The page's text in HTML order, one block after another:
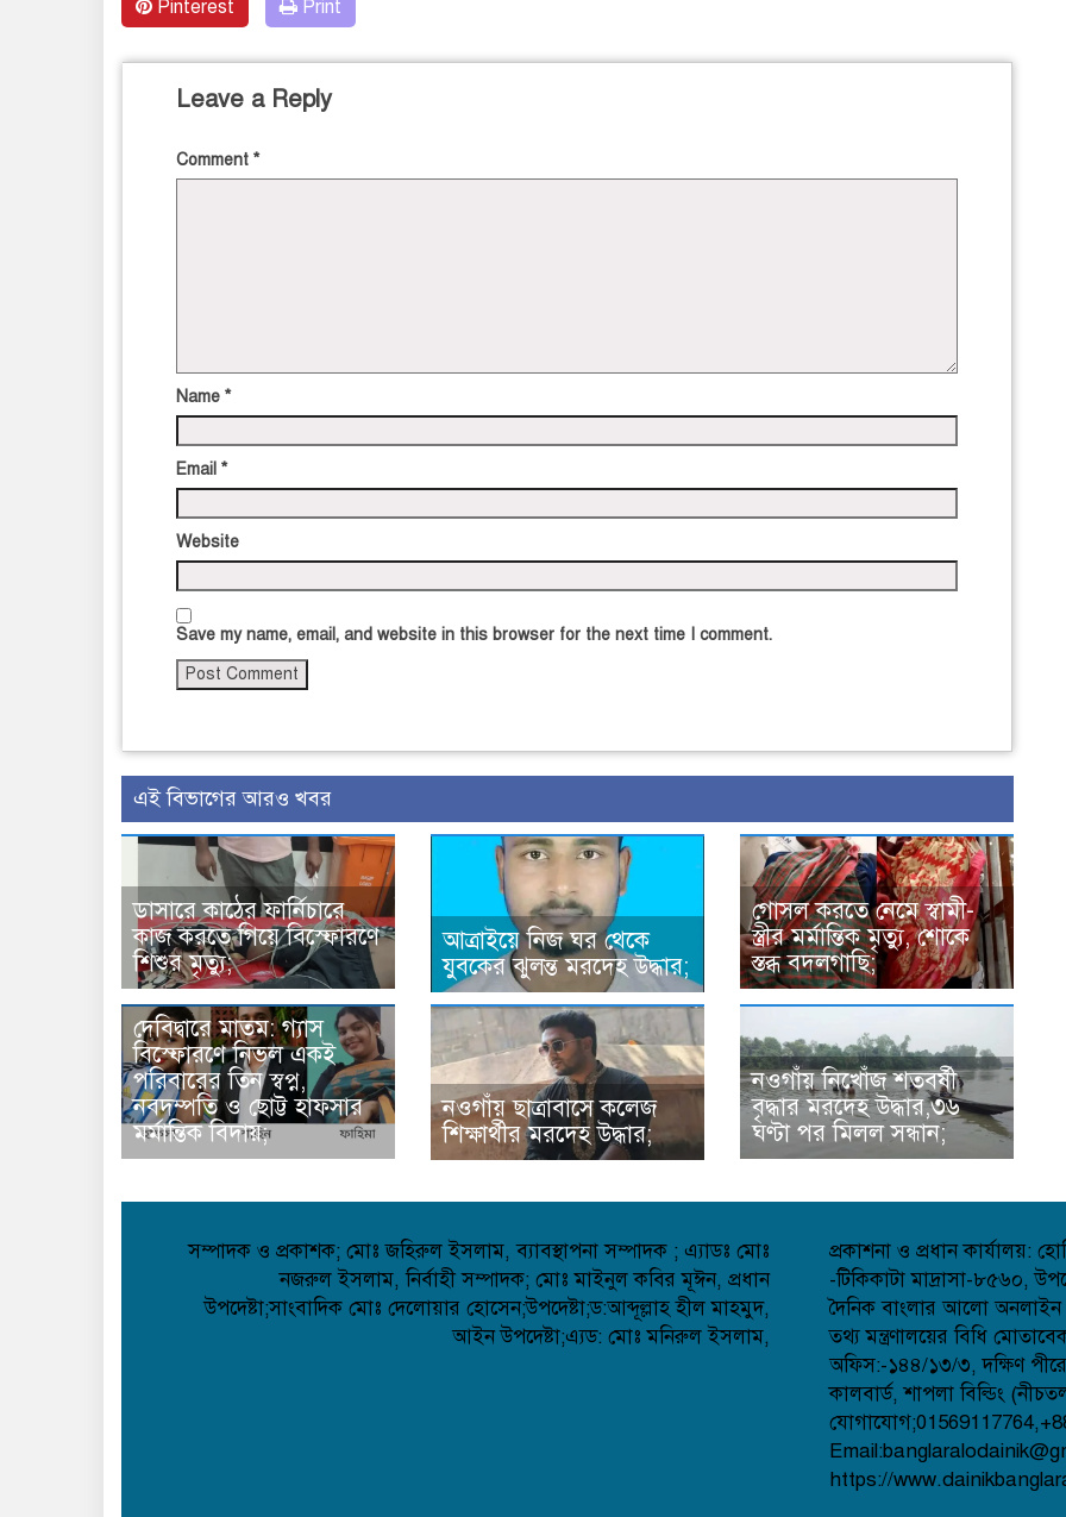
Pinterest Print
Leave a Reply
Comment *
Name *
Email *
Website
Save my name, email, and website in this browser for the next time I comment.
এই বিভাগের আরও খবর
ডাসারে কাঠের ফার্নিচারে
কাজ করতে গিয়ে বিস্ফোরণে
শিশুর মৃত্যু;
আত্রাইয়ে নিজ ঘর থেকে
যুবকের ঝুলন্ত মরদেহ উদ্ধার;
গোসল করতে নেমে স্বামী-
স্ত্রীর মর্মান্তিক মৃত্যু, শোকে
স্তব্ধ বদলগাছি;
দেবিদ্বারে মাতম: গ্যাস
বিস্ফোরণে নিভল একই
পরিবারের তিন স্বপ্ন,
নবদম্পতি ও ছোট্ট হাফসার
মর্মান্তিক বিদায়;
নওগাঁয় ছাত্রাবাসে কলেজ
শিক্ষার্থীর মরদেহ উদ্ধার;
নওগাঁয় নিখোঁজ শতবর্ষী
বৃদ্ধার মরদেহ উদ্ধার,৩৬
ঘণ্টা পর মিলল সন্ধান;
সম্পাদক ও প্রকাশক; মোঃ জহিরুল ইসলাম, ব্যাবস্থাপনা সম্পাদক ; এ্যাডঃ মোঃ
নজরুল ইসলাম, নির্বাহী সম্পাদক; মোঃ মাইনুল কবির মূঈন, প্রধান
উপদেষ্টা;সাংবাদিক মোঃ দেলোয়ার হোসেন;উপদেষ্টা;ড:আব্দূল্লাহ হীল মাহমুদ,
আইন উপদেষ্টা;এ্যড: মোঃ মনিরুল ইসলাম,
প্রকাশনা ও প্রধান কার্যালয়:
-টিকিকাটা মাদ্রাসা-৮৫৬০,
দৈনিক বাংলার আলো অনলাইন
তথ্য মন্ত্রণালয়ের বিধি
অফিস:-১৪৪/১৩/৩, দক্ষিণ
কালবার্ড, শাপলা বিল্ডিং
https://